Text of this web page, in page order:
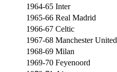
1964-65 Inter
1965-66 Real Madrid
1966-67 Celtic
1967-68 Manchester United
1968-69 Milan
1969-70 Feyenoord